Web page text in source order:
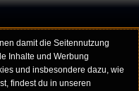
damit die Seitennutzung
Inhalte und Werbung
und insbesondere dazu, wie
findest du in unseren